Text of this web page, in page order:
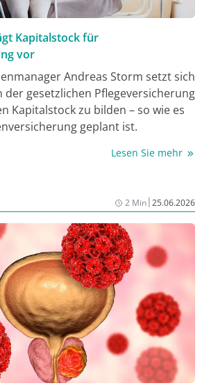
Kapitalstock für
vor
Andreas Storm setzt sich
der gesetzlichen Pflegeversicherung
Kapitalstock zu bilden – so wie es
geplant ist.
Lesen Sie mehr
2 Min|25.06.2026